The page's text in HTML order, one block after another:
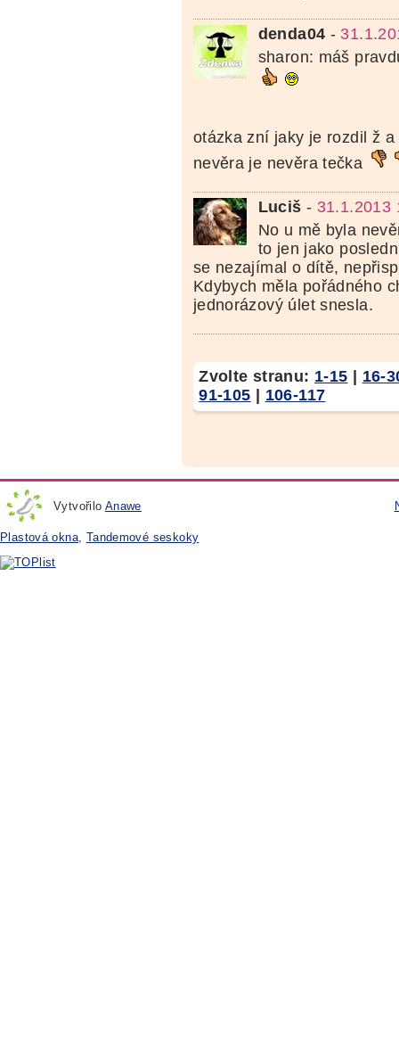
denda04 -
sharon: máš
otázka zní jaky je rozdil ž
nevěra je nevěra tečka
Luciš - 31.1.2013
No u mě byla
to jen jako
se nezajímal o dítě,
Kdybych měla pořádného
jednorázový úlet snesla.
Zvolte stranu: 1-15 | 16-
91-105 | 106-117
Vytvořilo Anawe
Plastová okna Tandemové seskoky